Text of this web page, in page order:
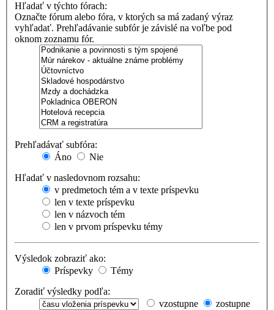
Hľadať v týchto fórach:
Označte fórum alebo fóra, v ktorých sa má zadaný výraz
vyhľadať. Prehľadávanie subfór je závislé na voľbe pod
oknom zoznamu fór.
Prehľadávať subfóra:
Áno
Nie
Hľadať v nasledovnom rozsahu:
v predmetoch tém a v texte príspevku
len v texte príspevku
len v názvoch tém
len v prvom príspevku témy
Výsledok zobraziť ako:
Príspevky
Témy
Zoradiť výsledky podľa:
vzostupne
zostupne